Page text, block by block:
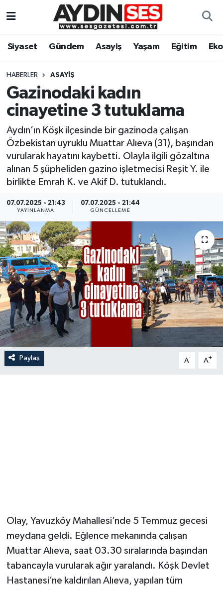
Siyaset Gündem Asayiş Yaşam Eğitim
HABERLER ASAYIŞ
Gazinodaki kadın
cinayetine 3 tutuklama
Aydın’ın Köşk ilçesinde bir gazinoda çalışan
Özbekistan uyruklu Muattar Alıeva (31), başından
vurularak hayatını kaybetti. Olayla ilgili gözaltına
alınan 5 şüpheliden gazino işletmecisi Reşit Y. ile
birlikte Emrah K. ve Akif D. tutuklandı.
07.07.2025 - 21:43
YAYINLANMA
07.07.2025 - 21:44
GÜNCELLEME
Paylaş A- A+
Olay, Yavuzköy Mahallesi’nde 5 Temmuz gecesi
meydana geldi. Eğlence mekanında çalışan
Muattar Alıeva, saat 03.30 sıralarında başından
tabancayla vurularak ağır yaralandı. Köşk Devlet
Hastanesi’ne kaldırılan Alıeva, yapılan tüm
Gündem
Siyaset
Ekonomi
Yaşam
Eğitim
Aydın Hava Durumu
Aydin Namaz Vakitleri
Aydın Trafik Yoğunluk Haritası
Süper Lig Puan Durumu ve Fikstür
Tüm Manşetler
Haber Arşivi